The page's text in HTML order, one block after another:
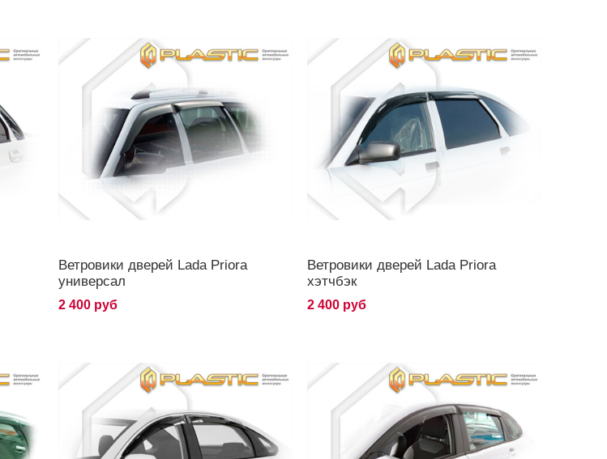
Ветровики дверей Lada Priora
универсал
2 400 руб
Ветровики дверей Lada Priora
хэтчбэк
2 400 руб